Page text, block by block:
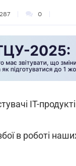
287 0
ІТ-
в роботі